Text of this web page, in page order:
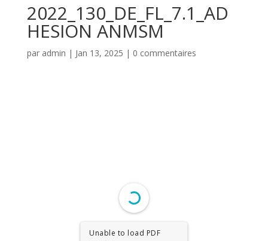
2022_130_DE_FL_7.1_AD
HESION ANMSM
par admin | Jan 13, 2025 | 0 commentaires
Unable to load PDF